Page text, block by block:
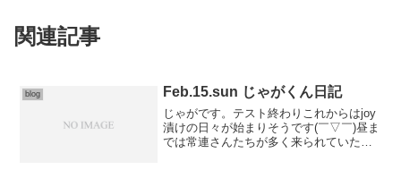
関連記事
blog Feb.15.sun じゃがくん日記
じゃがです。テスト終わりこれからはjoy
漬けの日々が始まりそうです(￣▽￣)昼ま
では常連さんたちが多く来られていたの